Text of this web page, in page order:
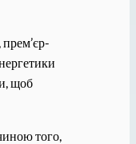
щоб
того,